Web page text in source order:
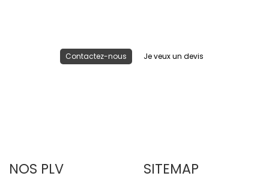
Contactez-nous Je veux un devis
NOS PLV SITEMAP